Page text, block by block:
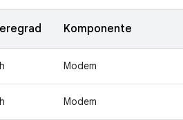
Komponente
Modem
Modem